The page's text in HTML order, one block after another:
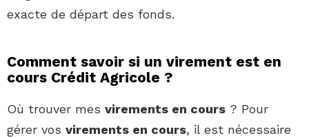
exacte de départ des fonds.
Comment savoir si un virement est en
cours Crédit Agricole ?
Où trouver mes virements en cours ? Pour
gérer vos virements en cours, il est nécessaire